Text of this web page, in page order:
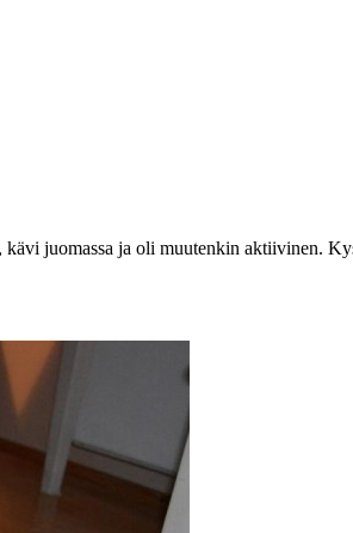
juomassa ja oli muutenkin aktiivinen.